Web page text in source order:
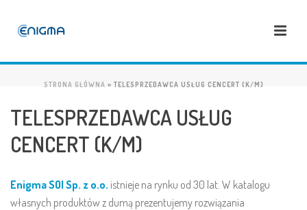
STRONA GŁÓWNA » TELESPRZEDAWCA USŁUG CENCERT (K/M)
TELESPRZEDAWCA USŁUG
CENCERT (K/M)
Enigma SOI Sp. z o.o. istnieje na rynku od 30 lat. W katalogu
własnych produktów z dumą prezentujemy rozwiązania